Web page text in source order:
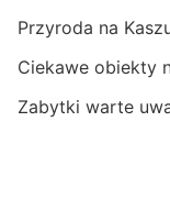
Przyroda na
Ciekawe obiekty
Zabytki warte